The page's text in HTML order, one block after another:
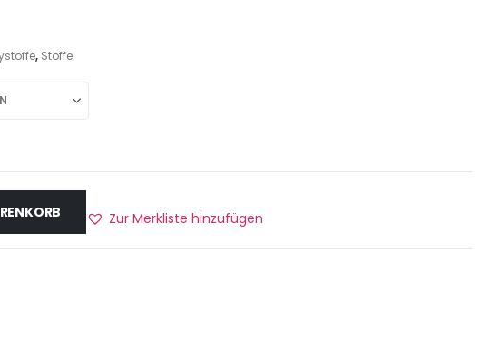
, Stoffe
Zur Merkliste hinzufügen